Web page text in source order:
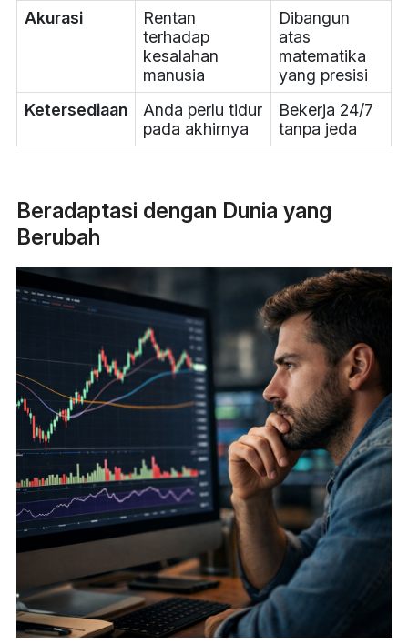
Akurasi
Rentan
terhadap
kesalahan
manusia
Dibangun
atas
matematika
yang presisi
Ketersediaan
Anda perlu tidur
pada akhirnya
Bekerja 24/7
tanpa jeda
Beradaptasi dengan Dunia yang
Berubah